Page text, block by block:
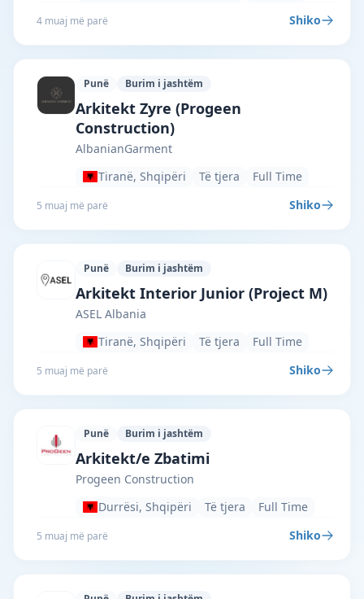
4 muaj më parë Shiko
Punë Burim i jashtëm
AlbanianGarment · Tiranë · #4712 —
Arkitekt Zyre (Progeen
Construction)
AlbanianGarment
Tiranë, Shqipëri
Të tjera Full Time
5 muaj më parë Shiko
Punë Burim i jashtëm
ASEL Albania · Tiranë · #4653 —
Arkitekt Interior Junior (Project M)
ASEL Albania
Tiranë, Shqipëri
Të tjera Full Time
5 muaj më parë Shiko
Punë Burim i jashtëm
Progeen Construction · Durrësi · #4503
Arkitekt/e Zbatimi
Progeen Construction
Durrësi, Shqipëri
Të tjera Full Time
5 muaj më parë Shiko